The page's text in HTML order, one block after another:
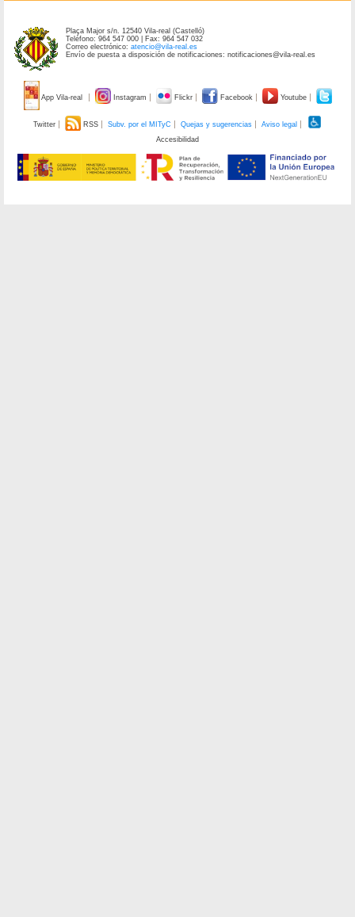
Plaça Major s/n. 12540 Vila-real (Castelló)
Teléfono: 964 547 000 | Fax: 964 547 032
Correo electrónico:atencio@vila-real.es
Envío de puesta a disposición de notificaciones: notificaciones@vila-real.es
App Vila-real Instagram Flickr Facebook Youtube
Twitter RSS Subv. por el MITyC Quejas y sugerencias
Aviso legal
Accesibilidad